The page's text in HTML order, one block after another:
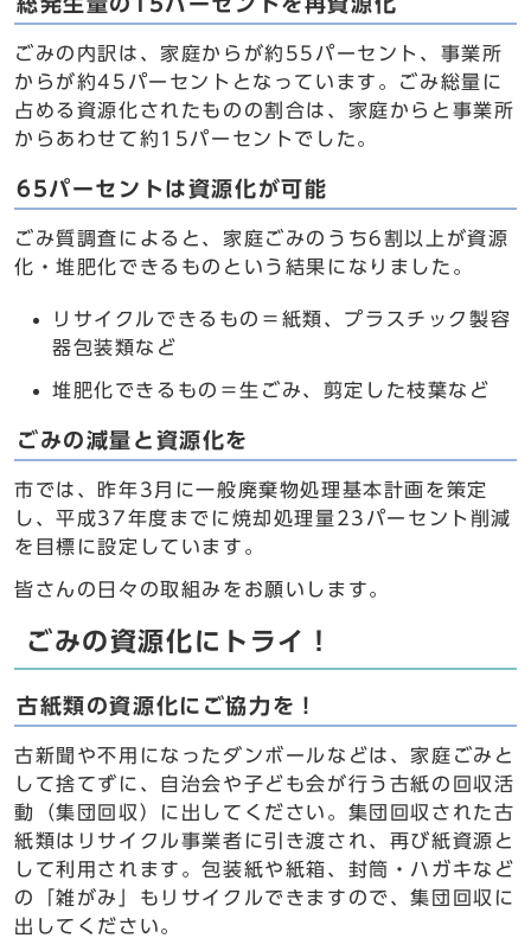
総発生量の15パーセントを再資源化
ごみの内訳は、家庭からが約55パーセント、事業所
からが約45パーセントとなっています。ごみ総量に
占める資源化されたものの割合は、家庭からと事業所
からあわせて約15パーセントでした。
65パーセントは資源化が可能
ごみ質調査によると、家庭ごみのうち6割以上が資源
化・堆肥化できるものという結果になりました。
リサイクルできるもの＝紙類、プラスチック製容
器包装類など
堆肥化できるもの＝生ごみ、剪定した枝葉など
ごみの減量と資源化を
市では、昨年3月に一般廃棄物処理基本計画を策定
し、平成37年度までに焼却処理量23パーセント削減
を目標に設定しています。
皆さんの日々の取組みをお願いします。
ごみの資源化にトライ！
古紙類の資源化にご協力を！
古新聞や不用になったダンボールなどは、家庭ごみと
して捨てずに、自治会や子ども会が行う古紙の回収活
動（集団回収）に出してください。集団回収された古
紙類はリサイクル事業者に引き渡され、再び紙資源と
して利用されます。包装紙や紙箱、封筒・ハガキなど
の「雑がみ」もリサイクルできますので、集団回収に
出してください。